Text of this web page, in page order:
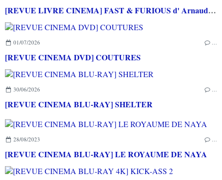
[REVUE LIVRE CINEMA] FAST & FURIOUS d' Arnaud BRIAND aux éditions CASA
01/07/2026 …
[REVUE CINEMA DVD] COUTURES
30/06/2026 …
[REVUE CINEMA BLU-RAY] SHELTER
28/08/2023 …
[REVUE CINEMA BLU-RAY] LE ROYAUME DE NAYA